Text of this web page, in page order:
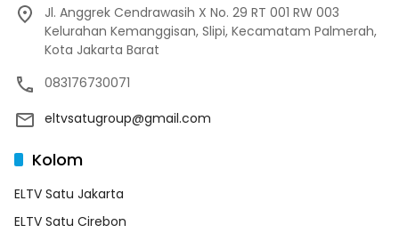
Jl. Anggrek Cendrawasih X No. 29 RT 001 RW 003
Kelurahan Kemanggisan, Slipi, Kecamatam Palmerah,
Kota Jakarta Barat
083176730071
eltvsatugroup@gmail.com
Kolom
ELTV Satu Jakarta
ELTV Satu Cirebon